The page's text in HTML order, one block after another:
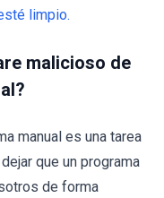
limpio.
malicioso de
manual es una tarea
que un programa
de forma